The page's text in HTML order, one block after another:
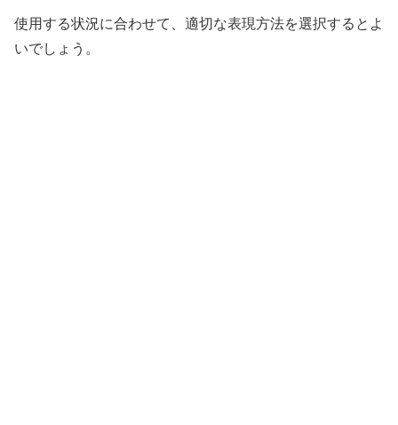
使用する状況に合わせて、適切な表現方法を選択するとよ
いでしょう。